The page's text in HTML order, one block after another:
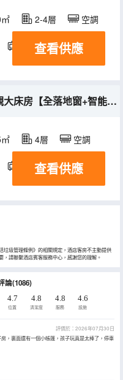
2-4層 空調
電視機
查看供應
豪華景觀大床房【全落地窗+智能客控】
4層 空調
電視機
查看供應
垃圾管理條例》的相關規定，酒店客房不主動提供
，請聯繫酒店賓客服務中心，感謝您的理解。
論(1086)
4.7
位置
4.8
清潔度
4.8
服務
4.6
設施
評價於：2026年07月30日
，裏面還有一個小帳篷，孩子玩真是太棒了，停車